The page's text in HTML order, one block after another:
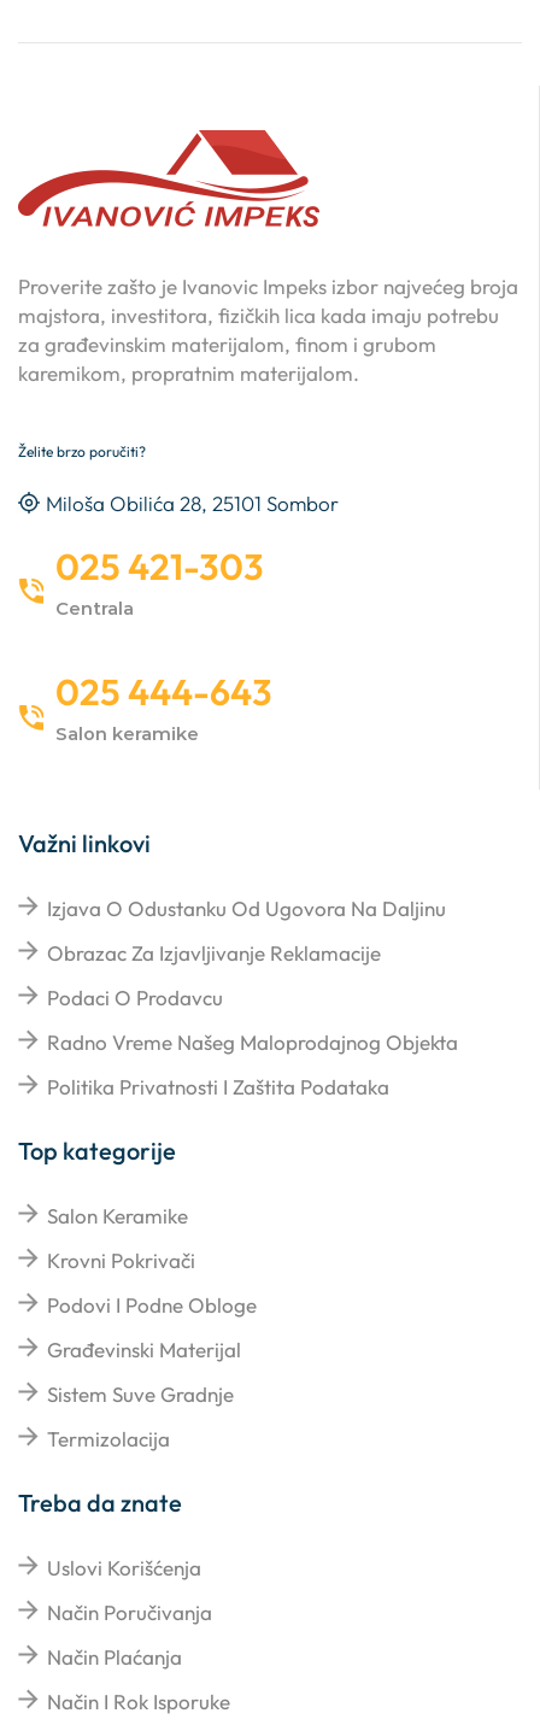
Proverite zašto je Ivanovic Impeks izbor najvećeg broja
majstora, investitora, fizičkih lica kada imaju potrebu
za građevinskim materijalom, finom i grubom
karemikom, propratnim materijalom.
Želite brzo poručiti?
Miloša Obilića 28, 25101 Sombor
025 421-303
Centrala
025 444-643
Salon keramike
Važni linkovi
Izjava O Odustanku Od Ugovora Na Daljinu
Obrazac Za Izjavljivanje Reklamacije
Podaci O Prodavcu
Radno Vreme Našeg Maloprodajnog Objekta
Politika Privatnosti I Zaštita Podataka
Top kategorije
Salon Keramike
Krovni Pokrivači
Podovi I Podne Obloge
Građevinski Materijal
Sistem Suve Gradnje
Termizolacija
Treba da znate
Uslovi Korišćenja
Način Poručivanja
Način Plaćanja
Način I Rok Isporuke